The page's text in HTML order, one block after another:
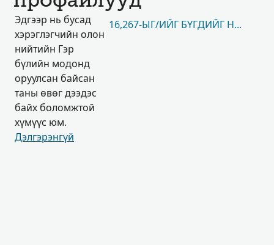
Эдгээр нь бусад
хэрэглэгчийн олон
нийтийн Гэр
бүлийн модонд
оруулсан байсан
таны өвөг дээдэс
байх боломжтой
хүмүүс юм.
Дэлгэрэнгүй
16,267-ЫГ/ИЙГ БҮГДИЙГ НЬ ҮЗЭХ